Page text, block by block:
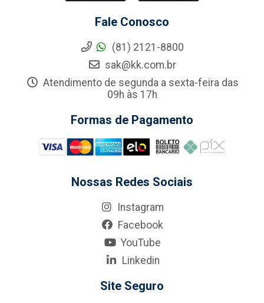
Fale Conosco
(81) 2121-8800
sak@kk.com.br
Atendimento de segunda a sexta-feira das
09h às 17h
Formas de Pagamento
Nossas Redes Sociais
Instagram
Facebook
YouTube
Linkedin
Site Seguro